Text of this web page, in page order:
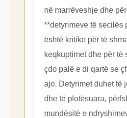
në marrëveshje dhe
**detyrimeve të secilës
është kritike për të
keqkuptimet dhe për të
çdo palë e di qartë se
ajo. Detyrimet duhet të
dhe të plotësuara,
mundësitë e